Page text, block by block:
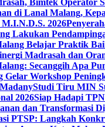
Bimtek Operator
di Lanal Malang,
2026
Lakukan
Belajar Praktik
Madrasah dan
Secanggih Apa
Gelar Workshop
Studi Tiru MIN
2026Siap Hadapi
dan Transformasi
PTSP: Langkah